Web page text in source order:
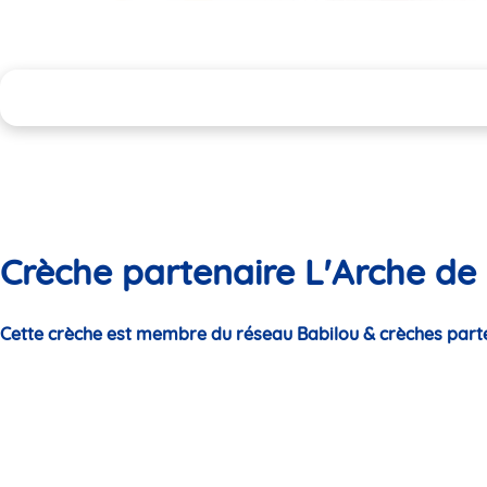
Crèche partenaire L'Arche
Cette crèche est membre du réseau Babilou & crèches